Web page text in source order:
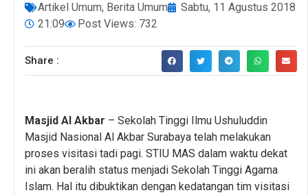
Artikel Umum, Berita Umum
Sabtu, 11 Agustus 2018
21:09
Post Views: 732
Share :
Masjid Al Akbar – Sekolah Tinggi Ilmu Ushuluddin
Masjid Nasional Al Akbar Surabaya telah melakukan
proses visitasi tadi pagi. STIU MAS dalam waktu dekat
ini akan beralih status menjadi Sekolah Tinggi Agama
Islam. Hal itu dibuktikan dengan kedatangan tim visitasi